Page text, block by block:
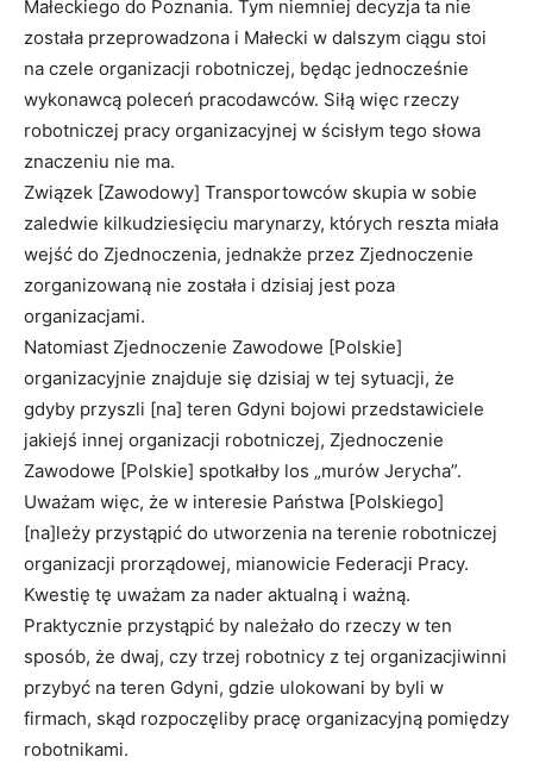
Małeckiego do Poznania. Tym niemniej decyzja ta nie
została przeprowadzona i Małecki w dalszym ciągu stoi
na czele organizacji robotniczej, będąc jednocześnie
wykonawcą poleceń pracodawców. Siłą więc rzeczy
robotniczej pracy organizacyjnej w ścisłym tego słowa
znaczeniu nie ma.
Związek [Zawodowy] Transportowców skupia w sobie
zaledwie kilkudziesięciu marynarzy, których reszta miała
wejść do Zjednoczenia, jednakże przez Zjednoczenie
zorganizowaną nie została i dzisiaj jest poza
organizacjami.
Natomiast Zjednoczenie Zawodowe [Polskie]
organizacyjnie znajduje się dzisiaj w tej sytuacji, że
gdyby przyszli [na] teren Gdyni bojowi przedstawiciele
jakiejś innej organizacji robotniczej, Zjednoczenie
Zawodowe [Polskie] spotkałby los „murów Jerycha”.
Uważam więc, że w interesie Państwa [Polskiego]
[na]leży przystąpić do utworzenia na terenie robotniczej
organizacji prorządowej, mianowicie Federacji Pracy.
Kwestię tę uważam za nader aktualną i ważną.
Praktycznie przystąpić by należało do rzeczy w ten
sposób, że dwaj, czy trzej robotnicy z tej organizacjiwinni
przybyć na teren Gdyni, gdzie ulokowani by byli w
firmach, skąd rozpoczęliby pracę organizacyjną pomiędzy
robotnikami.